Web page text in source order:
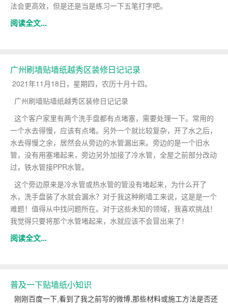
法会更高效，但是还是当是练习一下五笔打字吧。
阅读全文...
广州刷墙贴墙纸越秀区装修日记记录
2021年11月18日，星期四，农历十月十四。
广州刷墙贴墙纸越秀区装修日记记录
这个客户家里有两个洗手盘都有点堵塞，需要处理一下。常用的
一个水去得慢，应该有点堵。另外一个就比较复杂，开了水之后，
水去得慢之余，居然会从旁边的水管漏出来。旁边的是一个旧水
管，没有用塞堵起来，旁边另外加接了冷水管，全屋之前部分改动
过，铁水管接PPR水管。
这个旁边原来是冷水管或热水管的管没有堵起来，为什么开了
水，洗手盘装了水就会漏水？对于我这种刷墙工来说，这是是一个
难题！值得从中找问题所在。对于这些未知的领域，我喜欢挑战！
我觉得只要将那个水管堵起来，水就应该不会冒出来了！
阅读全文...
普及一下贴墙纸小知识
刚刚百度一下,看到了我之前写的微博,那些材料或施工方法是否还